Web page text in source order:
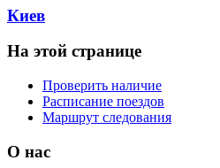
Киев
На этой странице
Проверить наличие
Расписание поездов
Маршрут следования
О нас